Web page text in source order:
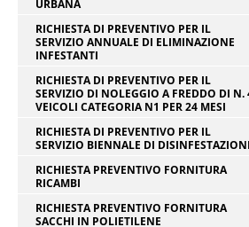
URBANA
RICHIESTA DI PREVENTIVO PER IL
SERVIZIO ANNUALE DI ELIMINAZIONE
INFESTANTI
RICHIESTA DI PREVENTIVO PER IL
SERVIZIO DI NOLEGGIO A FREDDO DI N.
VEICOLI CATEGORIA N1 PER 24 MESI
RICHIESTA DI PREVENTIVO PER IL
SERVIZIO BIENNALE DI
RICHIESTA PREVENTIVO FORNITURA
RICAMBI
RICHIESTA PREVENTIVO FORNITURA
SACCHI IN POLIETILENE